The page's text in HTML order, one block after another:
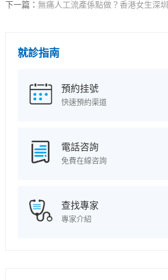
下一篇： 無痛人工流產係點做？香港女生深
就診指南
預約挂號
快速預約渠道
電話咨詢
免費在線咨詢
查找專家
專家介紹